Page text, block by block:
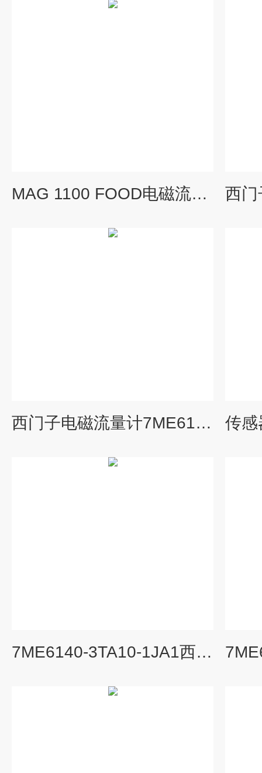
MAG 1100 FOOD电磁流量计7ME6140
西门子电磁流量计7ME6140-2YM22-2JA1
7ME6140-3TA10-1JA1西门子电磁流量计